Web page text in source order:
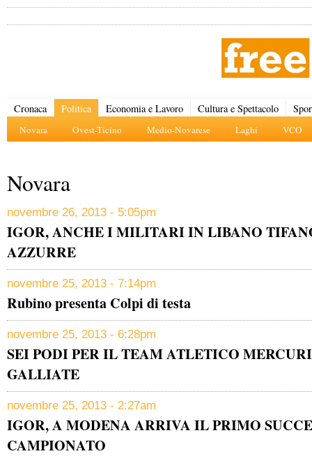
Cronaca Politica
Novara Ovest-Ticino Medio-Novarese Laghi VCO
Economia e Lavoro Cultura e Spettacolo
Novara
novembre 26, 2013 - 5:05pm
IGOR, ANCHE I MILITARI IN LIBANO
AZZURRE
novembre 25, 2013 - 7:14pm
Rubino presenta Colpi di testa
novembre 25, 2013 - 6:28pm
SEI PODI PER IL TEAM ATLETICO
GALLIATE
novembre 25, 2013 - 2:27am
IGOR, A MODENA ARRIVA IL PRIMO
CAMPIONATO